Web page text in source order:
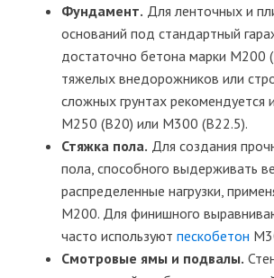
Фундамент. Для ленточных и
оснований под стандартный
достаточно бетона марки М200
тяжелых внедорожников или
сложных грунтах рекомендуется
М250 (B20) или М300 (B22.5).
Стяжка пола. Для создания
пола, способного выдерживать
распределенные нагрузки,
М200. Для финишного
часто используют пескобетон
Смотровые ямы и подвалы.